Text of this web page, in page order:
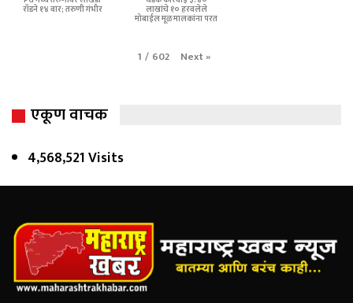
रॉडने १४ वार; तरुणी गंभीर लाखांचे १० हरवलेले
मोबाईल मूळ मालकांना परत
1 / 602 Next»
एकूण वाचक
4,568,521 Visits